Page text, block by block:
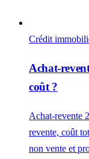
Crédit
Achat-
coût ?
Achat-revente
revente, coût
non vente et